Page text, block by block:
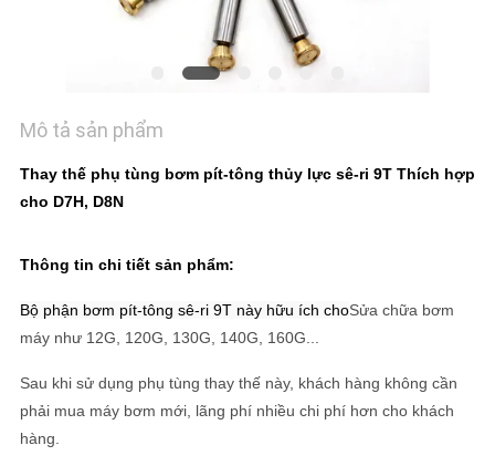
SƠ
ĐỒ
WEB
PRIVACY
POLICY
Mô tả sản phẩm
Thay thế phụ tùng bơm pít-tông thủy lực sê-ri 9T Thích hợp
cho D7H, D8N
Thông tin chi tiết sản phẩm:
Bộ phận bơm pít-tông sê-ri 9T này hữu ích choSửa chữa bơm
máy như 12G, 120G, 130G, 140G, 160G...
Sau khi sử dụng phụ tùng thay thế này, khách hàng không cần
phải mua máy bơm mới, lãng phí nhiều chi phí hơn cho khách
hàng.